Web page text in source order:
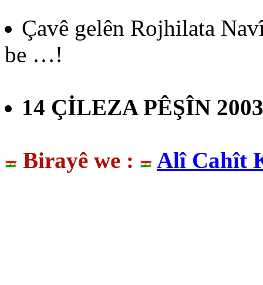
Çavê gelên Rojhilata
be …!
14 ÇİLEZA PÊŞÎN
Birayê we : Alî Cahît